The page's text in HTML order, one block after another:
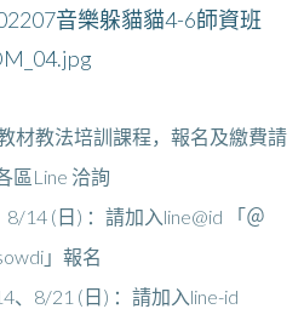
材教法培訓課程，報名及繳費請
區Line 洽詢
14 (日) ：請加入line@id 「＠
」報名
、8/21 (日) ：請加入line-id